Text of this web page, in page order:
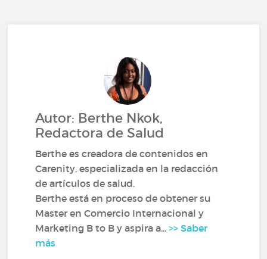
Autor: Berthe Nkok,
Redactora de Salud
Berthe es creadora de contenidos en
Carenity, especializada en la redacción
de artículos de salud.
Berthe está en proceso de obtener su
Master en Comercio Internacional y
Marketing B to B y aspira a...>> Saber
más